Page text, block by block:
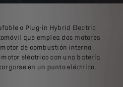
o Plug-in Hybrid Electric
que emplea dos motores
de combustión interna
eléctrico con una batería
en un punto eléctrico.